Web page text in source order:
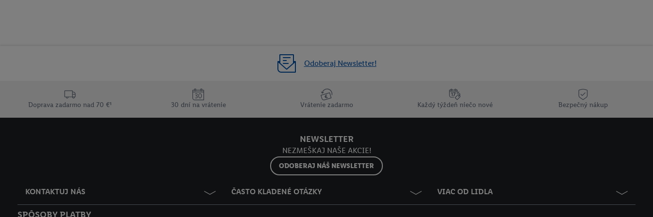
Odoberaj Newsletter!
Doprava zadarmo nad 70 €¹ 30 dní na vrátenie Vrátenie zadarmo Každý týždeň niečo nové Bezpečný nákup
NEWSLETTER
NEZMEŠKAJ NAŠE AKCIE!
ODOBERAJ NÁŠ NEWSLETTER
KONTAKTUJ NÁS ČASTO KLADENÉ OTÁZKY VIAC OD LIDLA
SPÔSOBY PLATBY